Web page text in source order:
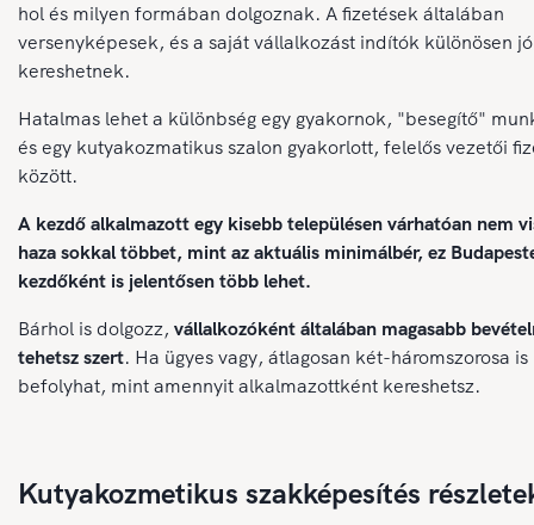
hol és milyen formában dolgoznak. A fizetések általában
versenyképesek, és a saját vállalkozást indítók különösen
kereshetnek.
Hatalmas lehet a különbség egy gyakornok, "besegítő"
és egy kutyakozmatikus szalon gyakorlott, felelős vezetői
között.
A kezdő alkalmazott egy kisebb településen várhatóan nem
haza sokkal többet, mint az aktuális minimálbér, ez
kezdőként is jelentősen több lehet.
Bárhol is dolgozz, vállalkozóként általában magasabb
tehetsz szert. Ha ügyes vagy, átlagosan két-háromszorosa is
befolyhat, mint amennyit alkalmazottként kereshetsz.
Kutyakozmetikus szakképesítés